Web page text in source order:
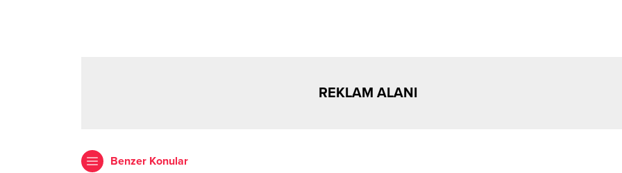
REKLAM ALANI
Benzer Konular